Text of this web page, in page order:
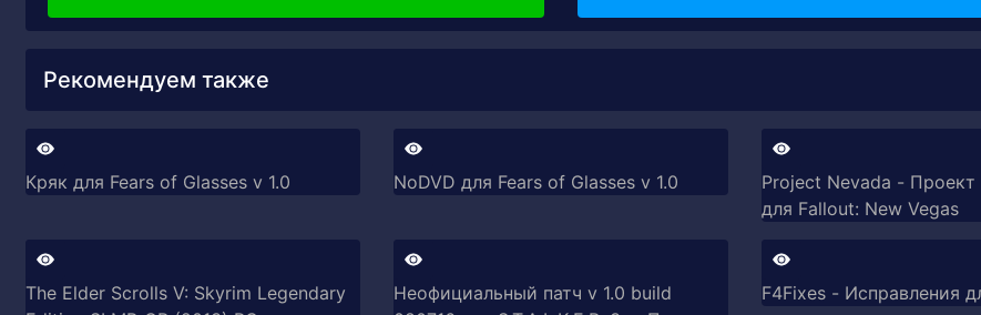
Рекомендуем также
Кряк для Fears of Glasses v 1.0 NoDVD для Fears of Glasses v 1.0
Project Nevada -
для Fallout: New Vegas
The Elder Scrolls V: Skyrim Legendary
Неофициальный патч v 1.0 build
F4Fixes - Исправления